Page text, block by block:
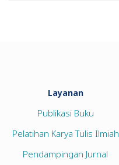
Layanan
Publikasi Buku
Pelatihan Karya Tulis Ilmiah
Pendampingan Jurnal